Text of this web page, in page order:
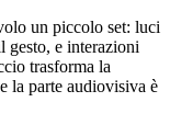
un piccolo set: luci
gesto, e interazioni
trasforma la
la parte audiovisiva è